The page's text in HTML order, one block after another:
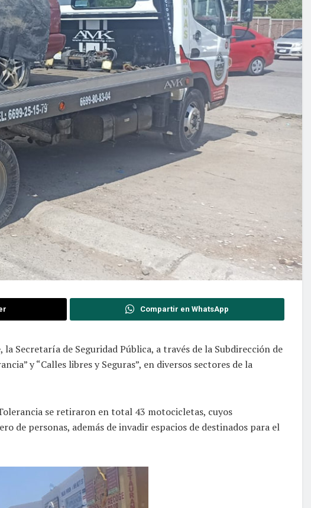
Compartir en WhatsApp
Secretaría de Seguridad Pública, a través de la Subdirección de
y “Calles libres y Seguras”, en diversos sectores de la
se retiraron en total 43 motocicletas, cuyos
de personas, además de invadir espacios de destinados para el